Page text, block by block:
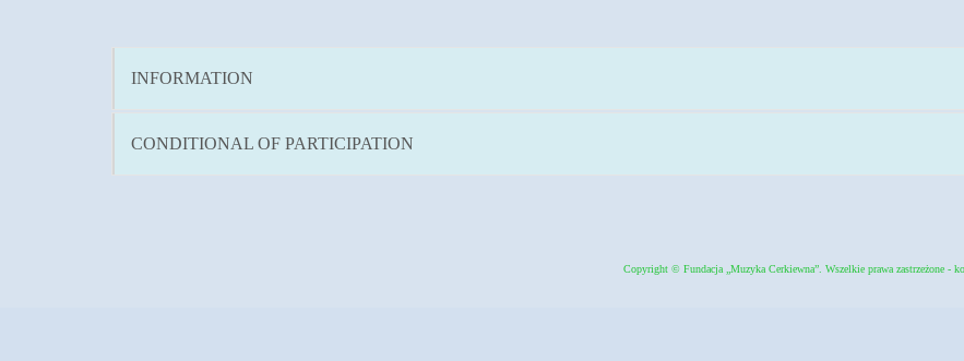
INFORMATION
CONDITIONAL OF PARTICIPATION
Copyright © Fundacja „Muzyka Cerkiewna”. Wszelkie prawa zastrzeżone -